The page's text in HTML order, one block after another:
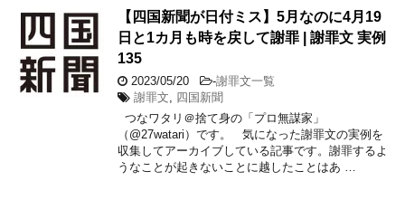
【四国新聞が日付ミス】5月なのに4月19
日と1カ月も時を戻して謝罪 | 謝罪文 実例
135
2023/05/20 -謝罪文一覧
謝罪文
四国新聞
つなワタリ＠捨て身の「プロ無謀家」
（@27watari）です。 気になった謝罪文の実例を
収集してアーカイブしている記事です。謝罪するよ
うなことが起きないことに越したことはあ …